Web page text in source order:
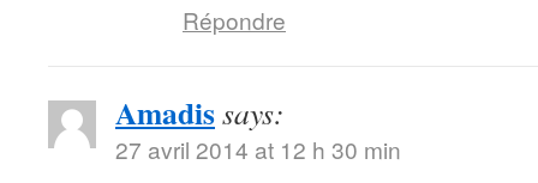
Répondre
Amadissays:
27 avril 2014 at 12 h 30 min